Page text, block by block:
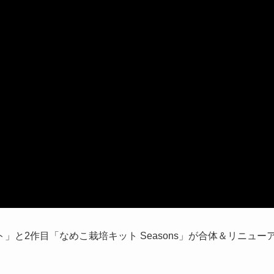
と2作目「なめこ栽培キット Seasons」が合体＆リニュー